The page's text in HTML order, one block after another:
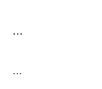
...
…